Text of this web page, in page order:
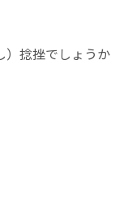
）捻挫でしょうか